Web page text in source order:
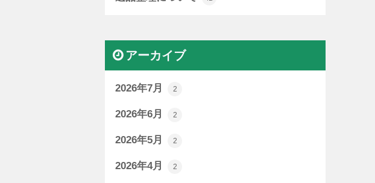
アーカイブ
2026年7月 2
2026年6月 2
2026年5月 2
2026年4月 2